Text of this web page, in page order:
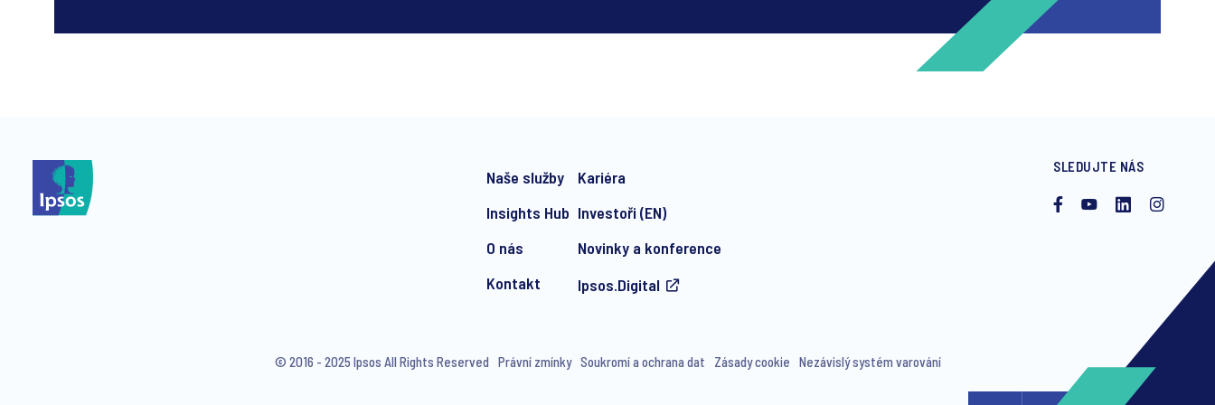
I consent to receive regular e-mail marketing communication about products and services including invitations to free events and
Naše služby
Insights Hub
O nás
Kontakt
Kariéra
Investoři (EN)
Novinky a konference
Ipsos.Digital
SLEDUJTE NÁS
© 2016 - 2025 Ipsos All Rights Reserved Právní zmínky Soukromí a ochrana dat Zásady cookie Nezávislý systém varování